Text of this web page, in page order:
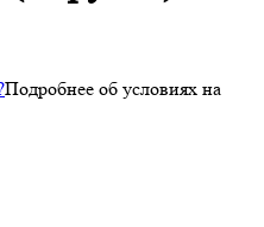
Подробнее об условиях на